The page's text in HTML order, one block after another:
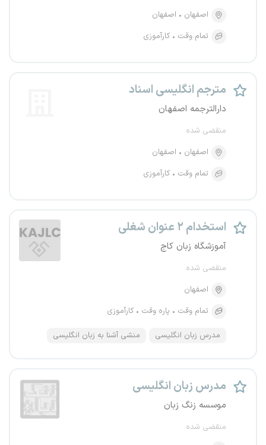
اصفهان
اصفهان
تمام وقت
کارآموزی
مترجم انگلیسی اسناد
دارالترجمه اصفهان
منقضی شده
اصفهان
اصفهان
تمام وقت
کارآموزی
استخدام ۲ عنوان شغلی
آموزشگاه زبان کاج
منقضی شده
اصفهان
تمام وقت
پاره وقت کارآموزی
مدرس زبان انگلیسی منشی آشنا به زبان انگلیسی
مدرس زبان انگلیسی
موسسه زنگ زبان
منقضی شده